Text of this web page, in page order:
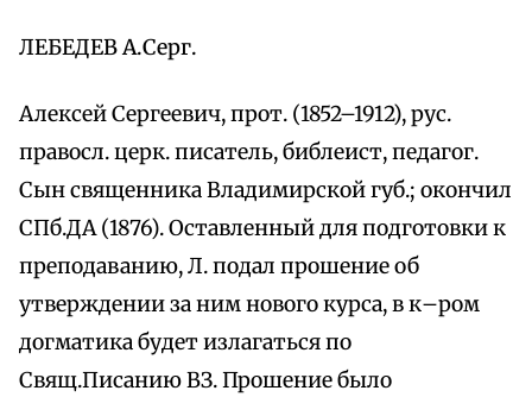
ЛЕБЕДЕВ А.Серг.
Алексей Сергеевич, прот. (1852–1912), рус.
правосл. церк. писатель, библеист, педагог.
Сын священника Владимирской губ.; окончил
СПб.ДА (1876). Оставленный для подготовки к
преподаванию, Л. подал прошение об
утверждении за ним нового курса, в к–ром
догматика будет излагаться по
Свящ.Писанию ВЗ. Прошение было